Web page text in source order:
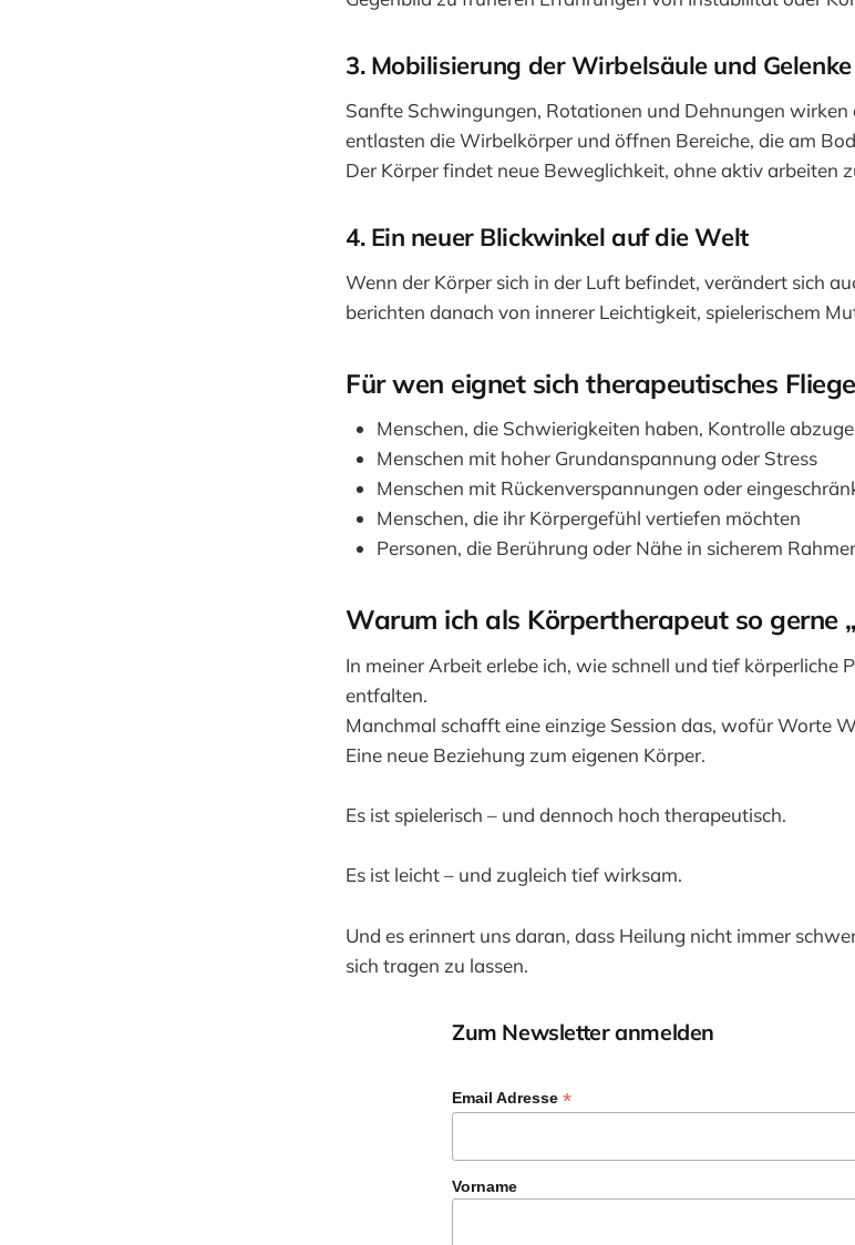
3. Mobilisierung der Wirbelsäule und Gelenke
Sanfte Schwingungen, Rotationen und Dehnungen wirken
entlasten die Wirbelkörper und öffnen Bereiche, die am
Der Körper findet neue Beweglichkeit, ohne aktiv arbeiten
4. Ein neuer Blickwinkel auf die Welt
Wenn der Körper sich in der Luft befindet, verändert sich
berichten danach von innerer Leichtigkeit, spielerischem
Für wen eignet sich therapeutisches
Menschen, die Schwierigkeiten haben, Kontrolle
Menschen mit hoher Grundanspannung oder Stress
Menschen mit Rückenverspannungen oder
Menschen, die ihr Körpergefühl vertiefen möchten
Personen, die Berührung oder Nähe in sicherem
Warum ich als Körpertherapeut so gerne
In meiner Arbeit erlebe ich, wie schnell und tief körperliche
entfalten.
Manchmal schafft eine einzige Session das, wofür Worte
Eine neue Beziehung zum eigenen Körper.
Es ist spielerisch – und dennoch hoch therapeutisch.
Es ist leicht – und zugleich tief wirksam.
Und es erinnert uns daran, dass Heilung nicht immer
sich tragen zu lassen.
Zum Newsletter anmelden
Email Adresse *
Vorname